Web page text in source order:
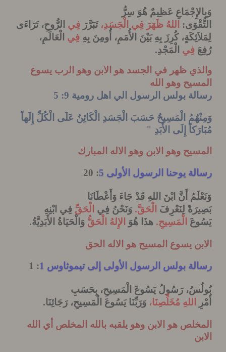
عَظِيمٌ هُوَ سِرُّ
:اللهُ ظَهَرَ فِي الْجَسَدِ، تَبَرَّرَ فِي الرُّوحِ، تَرَاءَى
كُرِزَ بِهِ بَيْنَ الأُمَمِ، أُومِنَ بِهِ
فِي الْعَالَمِ،
فِي الْمَجْدِ .
ظهر في الجسد هو الابن وهو الرب يسوع
وهو الله
بولس الرسول الي اهل رومية 9: 5
الْمَسِيحُ حَسَبَ الْجَسَدِ الْكَائِنُ عَلَى الْكُلِّ إِلَهاً
إِلَى الأَبَدِ "
وهو الابن وهو الاله المبارك
يوحنا الرسول الأولى 5 : 20
أَنَّ ابْنَ اللهِ قَدْ جَاءَ وَأَعْطَانَا
لِنَعْرِفَ الْحَقَّ. وَنَحْنُ فِي الْحَقِّ فِي ابْنِهِ
الْمَسِيحِ . هذَا هُوَ الإِلهُ الْحَقُّ وَالْحَيَاةُ الأَبَدِيَّةُ.
يسوع المسيح هو الاله الحق
بولس الرسول الأولى إلى تيموثاوس 1 : 1
رَسُولُ يَسُوعَ الْمَسِيحِ، بِحَسَبِ
مُخَلِّصِنَا، وَرَبِّنَا يَسُوعَ الْمَسِيحِ، رَجَائِنَا.
هو الابن وهو يلقبه بالله المخلص أي الله